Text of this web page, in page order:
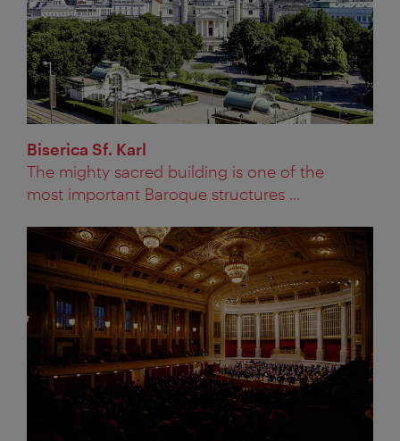
Biserica Sf. Karl
The mighty sacred building is one of the
most important Baroque structures ...